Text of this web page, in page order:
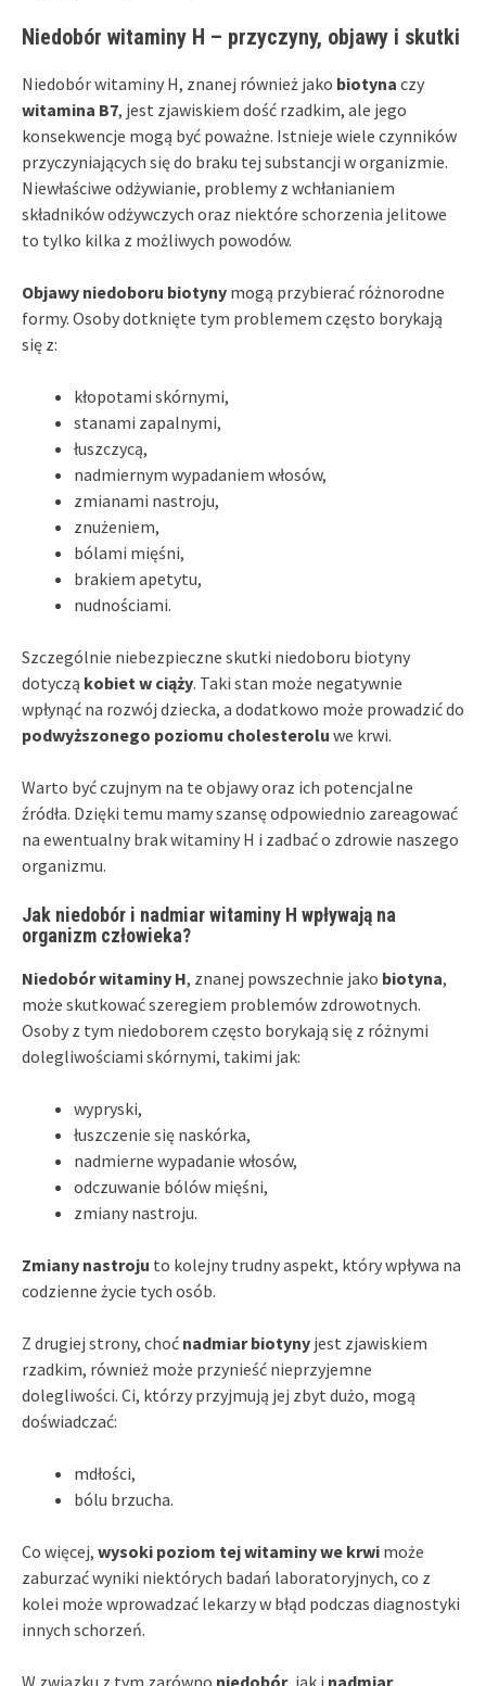
Niedobór witaminy H – przyczyny, objawy i skutki
Niedobór witaminy H, znanej również jako biotyna czy
witamina B7, jest zjawiskiem dość rzadkim, ale jego
konsekwencje mogą być poważne. Istnieje wiele czynników
przyczyniających się do braku tej substancji w organizmie.
Niewłaściwe odżywianie, problemy z wchłanianiem
składników odżywczych oraz niektóre schorzenia jelitowe
to tylko kilka z możliwych powodów.
Objawy niedoboru biotyny mogą przybierać różnorodne
formy. Osoby dotknięte tym problemem często borykają
się z:
kłopotami skórnymi,
stanami zapalnymi,
łuszczycą,
nadmiernym wypadaniem włosów,
zmianami nastroju,
znużeniem,
bólami mięśni,
brakiem apetytu,
nudnościami.
Szczególnie niebezpieczne skutki niedoboru biotyny
dotyczą kobiet w ciąży. Taki stan może negatywnie
wpłynąć na rozwój dziecka, a dodatkowo może prowadzić do
podwyższonego poziomu cholesterolu we krwi.
Warto być czujnym na te objawy oraz ich potencjalne
źródła. Dzięki temu mamy szansę odpowiednio zareagować
na ewentualny brak witaminy H i zadbać o zdrowie naszego
organizmu.
Jak niedobór i nadmiar witaminy H wpływają na
organizm człowieka?
Niedobór witaminy H, znanej powszechnie jako biotyna,
może skutkować szeregiem problemów zdrowotnych.
Osoby z tym niedoborem często borykają się z różnymi
dolegliwościami skórnymi, takimi jak:
wypryski,
łuszczenie się naskórka,
nadmierne wypadanie włosów,
odczuwanie bólów mięśni,
zmiany nastroju.
Zmiany nastroju to kolejny trudny aspekt, który wpływa na
codzienne życie tych osób.
Z drugiej strony, choć nadmiar biotyny jest zjawiskiem
rzadkim, również może przynieść nieprzyjemne
dolegliwości. Ci, którzy przyjmują jej zbyt dużo, mogą
doświadczać:
mdłości,
bólu brzucha.
Co więcej, wysoki poziom tej witaminy we krwi może
zaburzać wyniki niektórych badań laboratoryjnych, co z
kolei może wprowadzać lekarzy w błąd podczas diagnostyki
innych schorzeń.